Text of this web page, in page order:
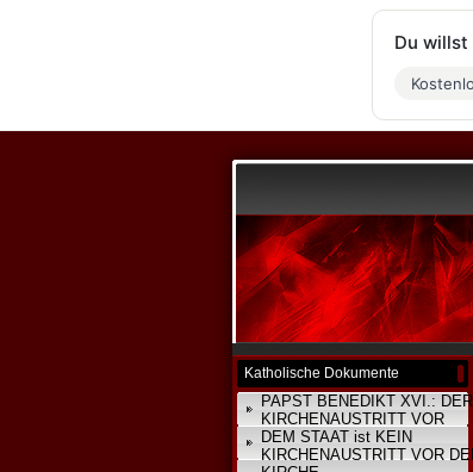
Katholische Dokumente
PAPST BENEDIKT XVI.: DER
KIRCHENAUSTRITT VOR
DEM STAAT ist KEIN
KIRCHENAUSTRITT VOR
Du